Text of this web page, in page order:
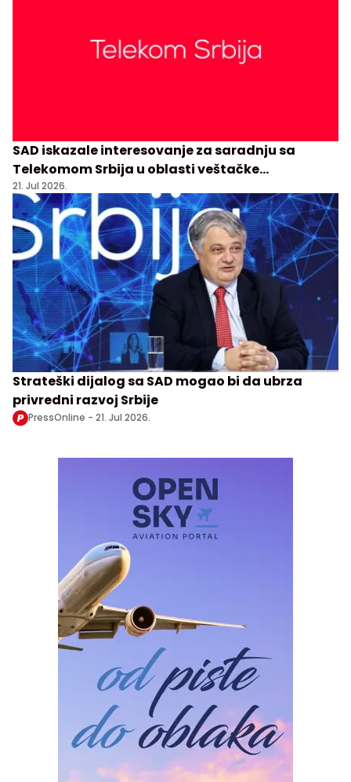
SAD iskazale interesovanje za saradnju sa
Telekomom Srbija u oblasti veštačke
inteligencije
21. Jul 2026.
Strateški dijalog sa SAD mogao bi da ubrza
privredni razvoj Srbije
PressOnline - 21. Jul 2026.